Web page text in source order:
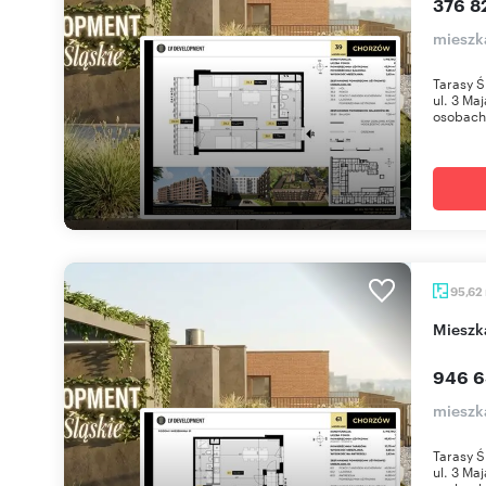
Tarasy
ul. 3
95,62
946
Tarasy
ul. 3